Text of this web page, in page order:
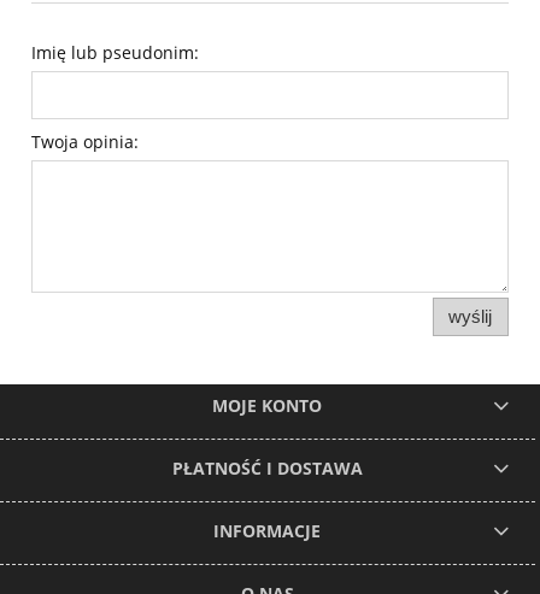
Imię lub pseudonim:
Twoja opinia:
wyślij
MOJE KONTO
PŁATNOŚĆ I DOSTAWA
INFORMACJE